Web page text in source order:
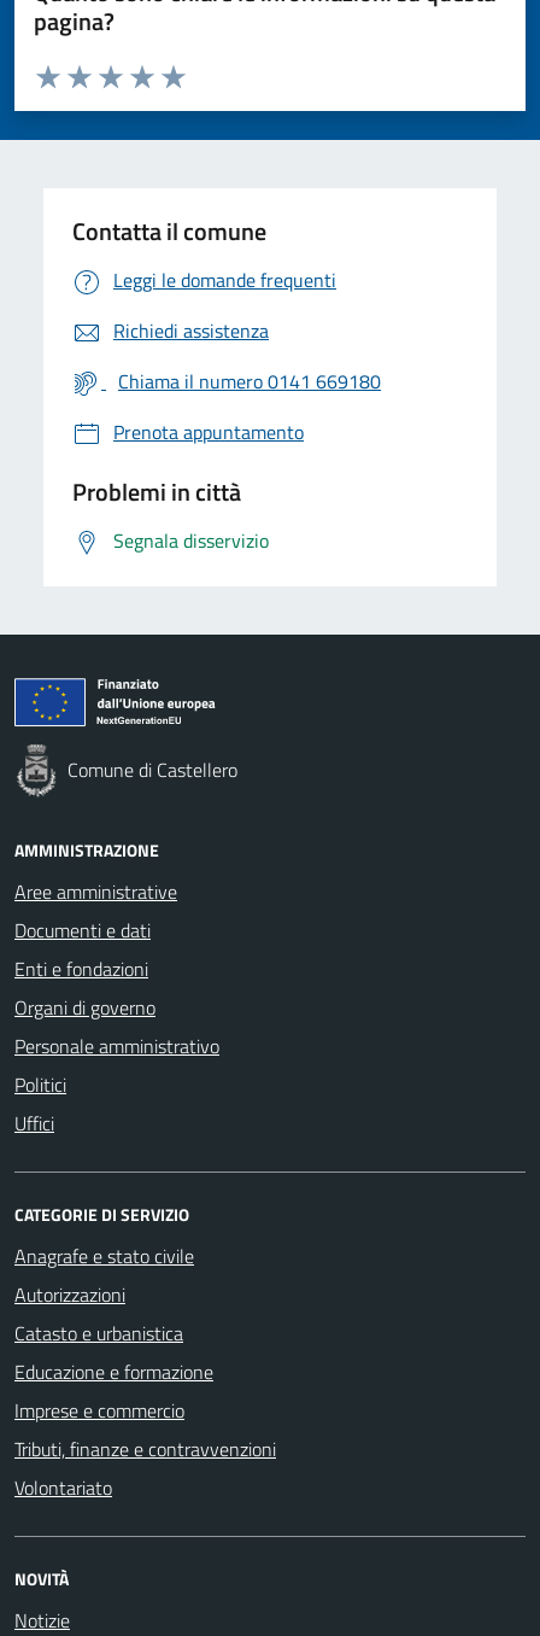
pagina?
Valuta da 1 a 5 stelle la pagina
Valuta 5 stelle su 5
Valuta 4 stelle su 5
Valuta 3 stelle su 5
Valuta 2 stelle su 5
Valuta 1 stelle su 5
Contatta il comune
Leggi le domande frequenti
Richiedi assistenza
Chiama il numero 0141 669180
Prenota appuntamento
Problemi in città
Segnala disservizio
Comune di Castellero
AMMINISTRAZIONE
Aree amministrative
Documenti e dati
Enti e fondazioni
Organi di governo
Personale amministrativo
Politici
Uffici
CATEGORIE DI SERVIZIO
Anagrafe e stato civile
Autorizzazioni
Catasto e urbanistica
Educazione e formazione
Imprese e commercio
Tributi, finanze e contravvenzioni
Volontariato
NOVITÀ
Notizie